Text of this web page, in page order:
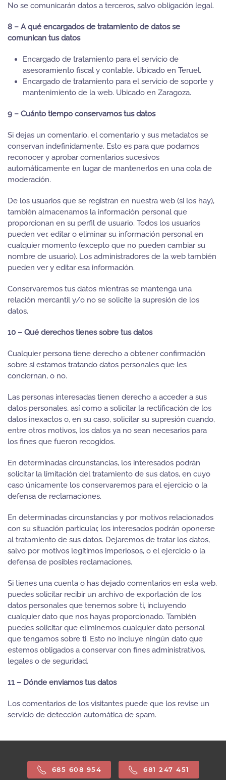
No se comunicarán datos a terceros, salvo obligación legal.
8 – A qué encargados de tratamiento de datos se
comunican tus datos
Encargado de tratamiento para el servicio de
asesoramiento fiscal y contable. Ubicado en Teruel.
Encargado de tratamiento para el servicio de soporte y
mantenimiento de la web. Ubicado en Zaragoza.
9 – Cuánto tiempo conservamos tus datos
Si dejas un comentario, el comentario y sus metadatos se
conservan indefinidamente. Esto es para que podamos
reconocer y aprobar comentarios sucesivos
automáticamente en lugar de mantenerlos en una cola de
moderación.
De los usuarios que se registran en nuestra web (si los hay),
también almacenamos la información personal que
proporcionan en su perfil de usuario. Todos los usuarios
pueden ver, editar o eliminar su información personal en
cualquier momento (excepto que no pueden cambiar su
nombre de usuario). Los administradores de la web también
pueden ver y editar esa información.
Conservaremos tus datos mientras se mantenga una
relación mercantil y/o no se solicite la supresión de los
datos.
10 – Qué derechos tienes sobre tus datos
Cualquier persona tiene derecho a obtener confirmación
sobre si estamos tratando datos personales que les
conciernan, o no.
Las personas interesadas tienen derecho a acceder a sus
datos personales, así como a solicitar la rectificación de los
datos inexactos o, en su caso, solicitar su supresión cuando,
entre otros motivos, los datos ya no sean necesarios para
los fines que fueron recogidos.
En determinadas circunstancias, los interesados podrán
solicitar la limitación del tratamiento de sus datos, en cuyo
caso únicamente los conservaremos para el ejercicio o la
defensa de reclamaciones.
En determinadas circunstancias y por motivos relacionados
con su situación particular, los interesados podrán oponerse
al tratamiento de sus datos. Dejaremos de tratar los datos,
salvo por motivos legítimos imperiosos, o el ejercicio o la
defensa de posibles reclamaciones.
Si tienes una cuenta o has dejado comentarios en esta web,
puedes solicitar recibir un archivo de exportación de los
datos personales que tenemos sobre ti, incluyendo
cualquier dato que nos hayas proporcionado. También
puedes solicitar que eliminemos cualquier dato personal
que tengamos sobre ti. Esto no incluye ningún dato que
estemos obligados a conservar con fines administrativos,
legales o de seguridad.
11 – Dónde enviamos tus datos
Los comentarios de los visitantes puede que los revise un
servicio de detección automática de spam.
685 608 954 681 247 451